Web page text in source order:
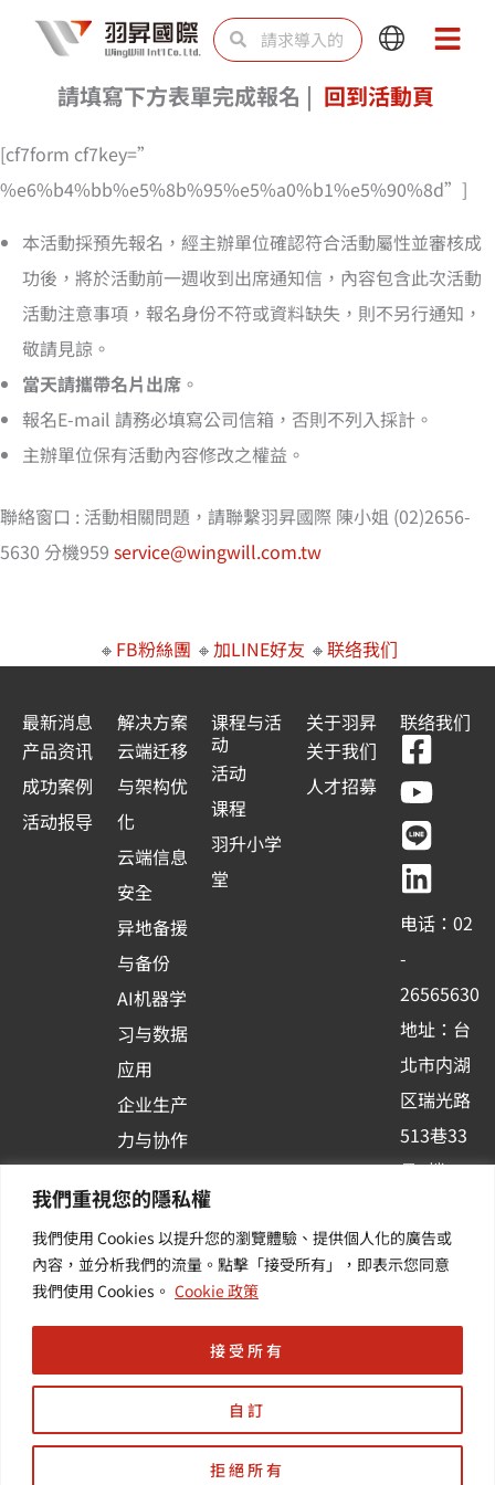
我們重視您的隱私權
我們使用 Cookies 以提升您的瀏覽體驗、提供個人化的廣告或
內容，並分析我們的流量。點擊「接受所有」，即表示您同意
我們使用 Cookies。 Cookie 政策
自訂
拒絕所有
接受所有
SearchSearch
Main
Menu
Main
請填寫下方表單完成報名 | 回到活動頁
[cf7form cf7key=”
%e6%b4%bb%e5%8b%95%e5%a0%b1%e5%90%8d”]
本活動採預先報名，經主辦單位確認符合活動屬性並審核成
功後，將於活動前一週收到出席通知信，內容包含此次活動
活動注意事項，報名身份不符或資料缺失，則不另行通知，
敬請見諒。
當天請攜帶名片出席 。
報名E-mail 請務必填寫公司信箱，否則不列入採計。
主辦單位保有活動內容修改之權益。
聯絡窗口 : 活動相關問題，請聯繫羽昇國際 陳小姐 (02)2656-
5630 分機959 service@wingwill.com.tw
🔸 FB粉絲團 🔸加LINE好友 🔸联络我们
最新消息
产品资讯
成功案例
活动报导
解决方案
云端迁移
与架构优
化
云端信息
安全
异地备援
与备份
AI机器学
习与数据
应用
企业生产
力与协作
台应用
其他/增
值服务
课程与活
动
活动
课程
羽升小学
堂
关于羽昇
关于我们
人才招募
联络我们
F
a
c
e
b
o
o
k
-
s
q
u
a
r
Y
o
u
t
u
b
e
L
i
n
e
L
i
n
k
e
d
i
n
电话：02
-
26565630
地址：台
北市内湖
区瑞光路
513巷33
号6楼
新讯 | 提
供您最新